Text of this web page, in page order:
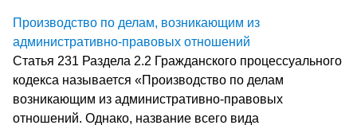
Производство по делам, возникающим из
административно-правовых отношений
Статья 231 Раздела 2.2 Гражданского процессуального
кодекса называется «Производство по делам
возникающим из административно-правовых
отношений. Однако, название всего вида